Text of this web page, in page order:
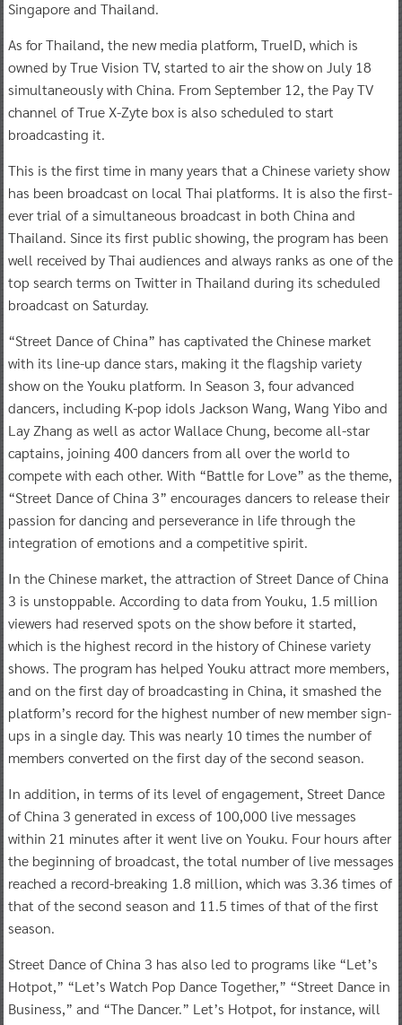
Singapore and Thailand.
As for Thailand, the new media platform, TrueID, which is
owned by True Vision TV, started to air the show on July 18
simultaneously with China. From September 12, the Pay TV
channel of True X-Zyte box is also scheduled to start
broadcasting it.
This is the first time in many years that a Chinese variety show
has been broadcast on local Thai platforms. It is also the first-
ever trial of a simultaneous broadcast in both China and
Thailand. Since its first public showing, the program has been
well received by Thai audiences and always ranks as one of the
top search terms on Twitter in Thailand during its scheduled
broadcast on Saturday.
“Street Dance of China” has captivated the Chinese market
with its line-up dance stars, making it the flagship variety
show on the Youku platform. In Season 3, four advanced
dancers, including K-pop idols Jackson Wang, Wang Yibo and
Lay Zhang as well as actor Wallace Chung, become all-star
captains, joining 400 dancers from all over the world to
compete with each other. With “Battle for Love” as the theme,
“Street Dance of China 3” encourages dancers to release their
passion for dancing and perseverance in life through the
integration of emotions and a competitive spirit.
In the Chinese market, the attraction of Street Dance of China
3 is unstoppable. According to data from Youku, 1.5 million
viewers had reserved spots on the show before it started,
which is the highest record in the history of Chinese variety
shows. The program has helped Youku attract more members,
and on the first day of broadcasting in China, it smashed the
platform’s record for the highest number of new member sign-
ups in a single day. This was nearly 10 times the number of
members converted on the first day of the second season.
In addition, in terms of its level of engagement, Street Dance
of China 3 generated in excess of 100,000 live messages
within 21 minutes after it went live on Youku. Four hours after
the beginning of broadcast, the total number of live messages
reached a record-breaking 1.8 million, which was 3.36 times of
that of the second season and 11.5 times of that of the first
season.
Street Dance of China 3 has also led to programs like “Let’s
Hotpot,” “Let’s Watch Pop Dance Together,” “Street Dance in
Business,” and “The Dancer.” Let’s Hotpot, for instance, will